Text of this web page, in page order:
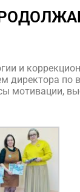
и
директора по
мотивации,